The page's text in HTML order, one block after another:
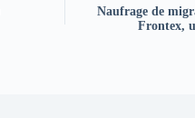
Naufrage de
Frontex,